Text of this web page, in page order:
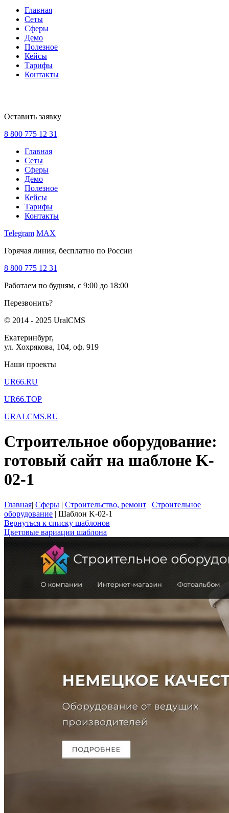
Главная
Сеты
Сферы
Демо
Полезное
Кейсы
Тарифы
Контакты
Оставить заявку
8 800 775 12 31
Главная
Сеты
Сферы
Демо
Полезное
Кейсы
Тарифы
Контакты
Telegram MAX
Горячая линия, бесплатно по России
8 800 775 12 31
Работаем по будням, с 9:00 до 18:00
Перезвонить?
© 2014 - 2025 UralCMS
Екатеринбург,
ул. Хохрякова, 104, оф. 919
Наши проекты
UR66.RU
UR66.TOP
URALCMS.RU
Строительное оборудование:
готовый сайт на шаблоне K-
02-1
Главная| Сферы | Строительство, ремонт | Строительное
оборудование | Шаблон K-02-1
Вернуться к списку шаблонов
Цветовые вариации шаблона